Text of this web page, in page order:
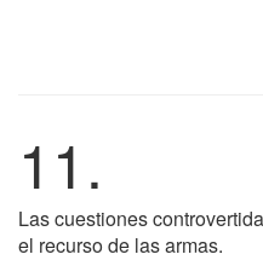
11.
Las cuestiones
el recurso de las armas.